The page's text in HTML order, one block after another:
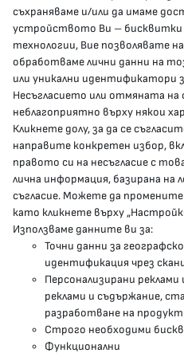
гр.София, 1000, пл.
МЗ В СОЦИАЛНИТЕ
Facebook страница
Instragram профил
YouTube канал
Threads профил
Карта на сайта
съхраняваме и/или да имаме
устройството Ви – бисквитки
технологии, Вие позволявате
обработваме лични данни на
или уникални
Несъгласието или отмяната на
неблагоприятно върху някои
Кликнете долу, за да се
направите конкретен избор,
правото си на несъгласие с
лична информация, базирана на
съгласие. Можете да промените
като кликнете върху
Използваме данните ви за:
Точни данни за
идентификация чрез
Персонализирани
реклами и съдържание,
разработване на
Строго необходими
Функционални